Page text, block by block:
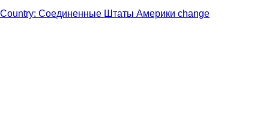
Country: Соединенные Штаты Америки change